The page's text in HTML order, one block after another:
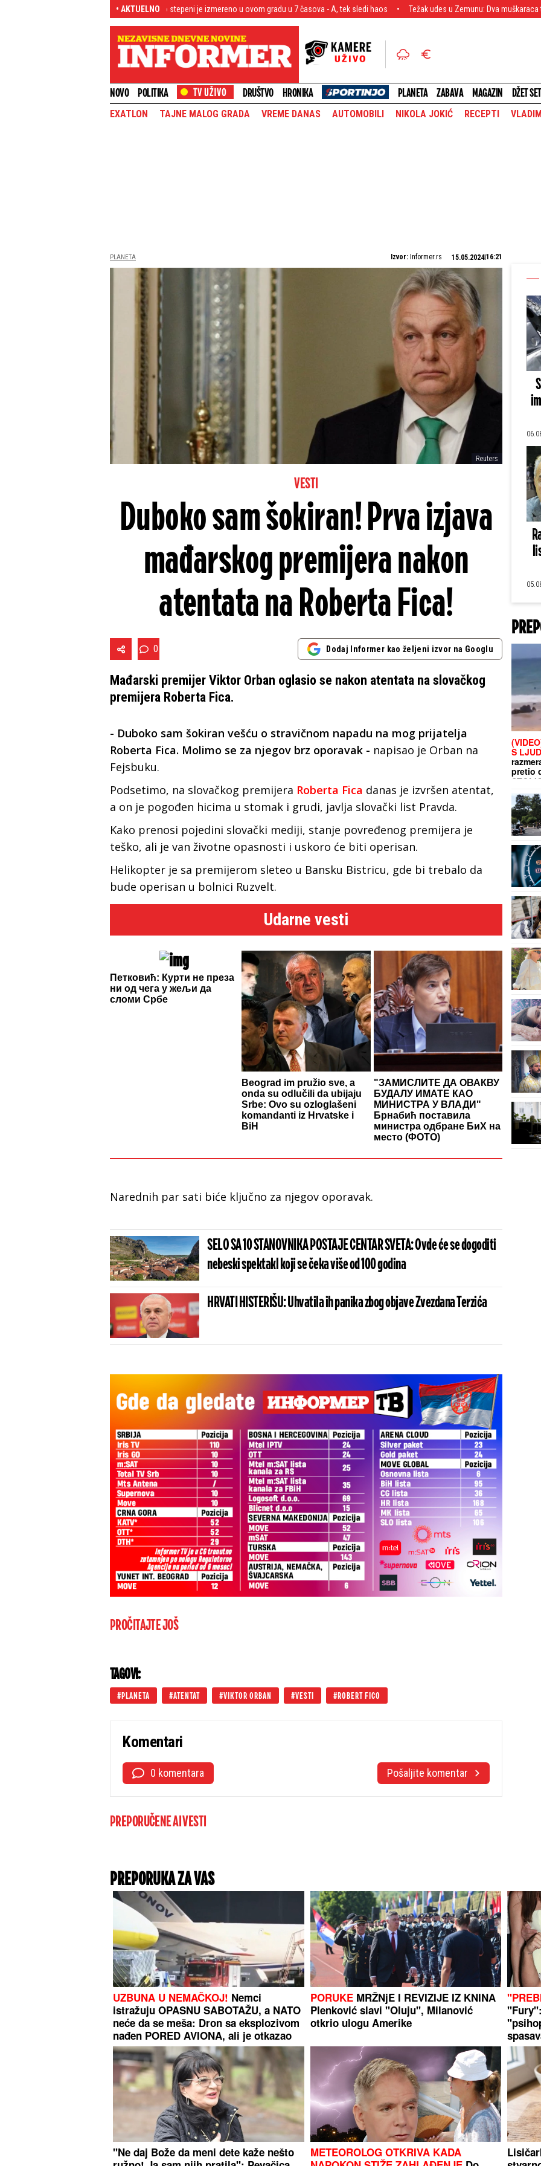
• AKTUELNO
od ove brojke: Evo koliko stepeni je izmereno u ovom gradu u 7 časova - A, tek sledi haos Težak udes u Zemunu: Dva muškaraca teško povređena,
NOVO POLITIKA DRUŠTVO HRONIKA PLANETA ZABAVA MAGAZIN DŽET SET
EXATLON TAJNE MALOG GRADA VREME DANAS AUTOMOBILI NIKOLA JOKIĆ RECEPTI
PLANETA Izvor: Informer.rs 15.05.2024 16:21
Reuters
VESTI
Duboko sam šokiran! Prva izjava
mađarskog premijera nakon
atentata na Roberta Fica!
0 Dodaj Informer kao željeni izvor na Googlu
Mađarski premijer Viktor Orban oglasio se nakon atentata na slovačkog
premijera Roberta Fica.
- Duboko sam šokiran vešću o stravičnom napadu na mog prijatelja
Roberta Fica. Molimo se za njegov brz oporavak - napisao je Orban na
Fejsbuku.
Podsetimo, na slovačkog premijera Roberta Fica danas je izvršen atentat,
a on je pogođen hicima u stomak i grudi, javlja slovački list Pravda.
Kako prenosi pojedini slovački mediji, stanje povređenog premijera je
teško, ali je van životne opasnosti i uskoro će biti operisan.
Helikopter je sa premijerom sleteo u Bansku Bistricu, gde bi trebalo da
bude operisan u bolnici Ruzvelt.
Udarne vesti
Петковић: Курти не преза
ни од чега у жељи да
сломи Србе
Beograd im pružio sve, a
onda su odlučili da ubijaju
Srbe: Ovo su ozloglašeni
komandanti iz Hrvatske i
BiH
"ЗАМИСЛИТЕ ДА ОВАКВУ
БУДАЛУ ИМАТЕ КАО
МИНИСТРА У ВЛАДИ"
Брнабић поставила
министра одбране БиХ на
место (ФОТО)
Narednih par sati biće ključno za njegov oporavak.
SELO SA 10 STANOVNIKA POSTAJE CENTAR SVETA: Ovde će se dogoditi
nebeski spektakl koji se čeka više od 100 godina
HRVATI HISTERIŠU: Uhvatila ih panika zbog objave Zvezdana Terzića
PROČITAJTE JOŠ
TAGOVI:
PLANETA ATENTAT VIKTOR ORBAN VESTI ROBERT FICO
Komentari
0 komentara Pošaljite komentar
PREPORUČENE AI VESTI
S
pretio
PREPORUKA ZA VAS
UZBUNA U NEMAČKOJ! Nemci
istražuju OPASNU SABOTAŽU, a NATO
neće da se meša: Dron sa eksplozivom
nađen PORED AVIONA, ali je otkazao
detonator
PORUKEMRŽNjE I REVIZIJE IZ KNINA
Plenković slavi "Oluju", Milanović
otkrio ulogu Amerike
"Ne daj Bože da meni dete kaže nešto
METEOROLOG OTKRIVA KADA